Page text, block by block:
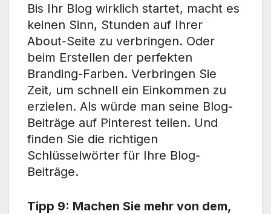
Bis Ihr Blog wirklich startet, macht es
keinen Sinn, Stunden auf Ihrer
About-Seite zu verbringen. Oder
beim Erstellen der perfekten
Branding-Farben. Verbringen Sie
Zeit, um schnell ein Einkommen zu
erzielen. Als würde man seine Blog-
Beiträge auf Pinterest teilen. Und
finden Sie die richtigen
Schlüsselwörter für Ihre Blog-
Beiträge.
Tipp 9: Machen Sie mehr von dem,